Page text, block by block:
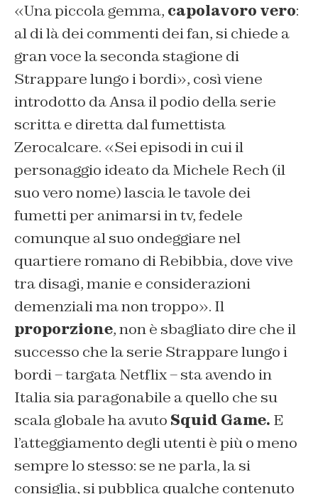
«Una piccola gemma, capolavoro vero:
al di là dei commenti dei fan, si chiede a
gran voce la seconda stagione di
Strappare lungo i bordi», così viene
introdotto da Ansa il podio della serie
scritta e diretta dal fumettista
Zerocalcare. «Sei episodi in cui il
personaggio ideato da Michele Rech (il
suo vero nome) lascia le tavole dei
fumetti per animarsi in tv, fedele
comunque al suo ondeggiare nel
quartiere romano di Rebibbia, dove vive
tra disagi, manie e considerazioni
demenziali ma non troppo». Il
proporzione, non è sbagliato dire che il
successo che la serie Strappare lungo i
bordi– targata Netflix – sta avendo in
Italia sia paragonabile a quello che su
scala globale ha avuto Squid Game. E
l’atteggiamento degli utenti è più o meno
sempre lo stesso: se ne parla, la si
consiglia, si pubblica qualche contenuto